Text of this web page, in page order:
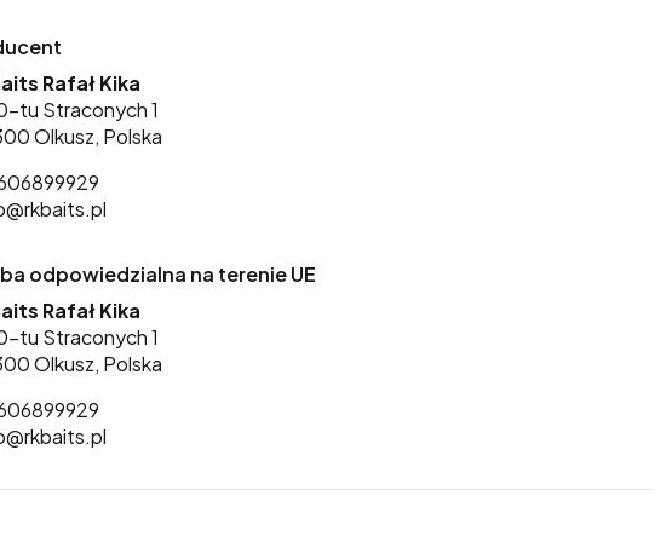
Rafał Kika
tu Straconych 1
Olkusz, Polska
odpowiedzialna na terenie UE
Rafał Kika
tu Straconych 1
Olkusz, Polska